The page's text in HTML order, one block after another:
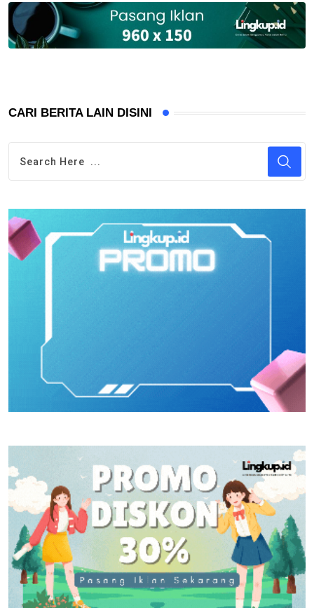
CARI BERITA LAIN DISINI